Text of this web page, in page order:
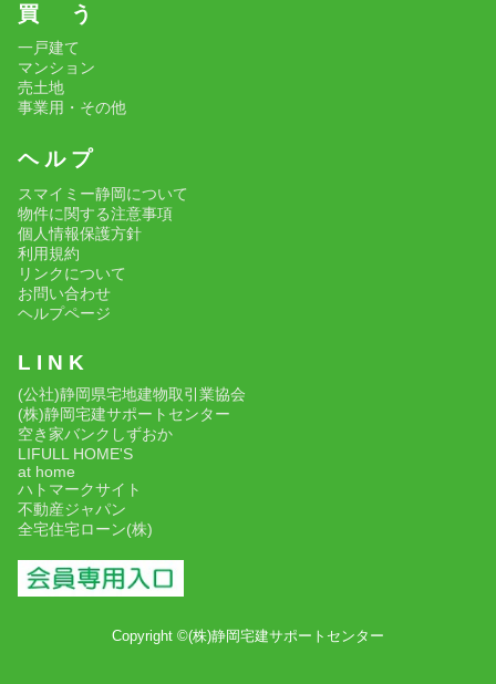
買 う
一戸建て
マンション
売土地
事業用・その他
ヘ ル プ
スマイミー静岡について
物件に関する注意事項
個人情報保護方針
利用規約
リンクについて
お問い合わせ
ヘルプページ
L I N K
(公社)静岡県宅地建物取引業協会
(株)静岡宅建サポートセンター
空き家バンクしずおか
LIFULL HOME'S
at home
ハトマークサイト
不動産ジャパン
全宅住宅ローン(株)
Copyright ©(株)静岡宅建サポートセンター